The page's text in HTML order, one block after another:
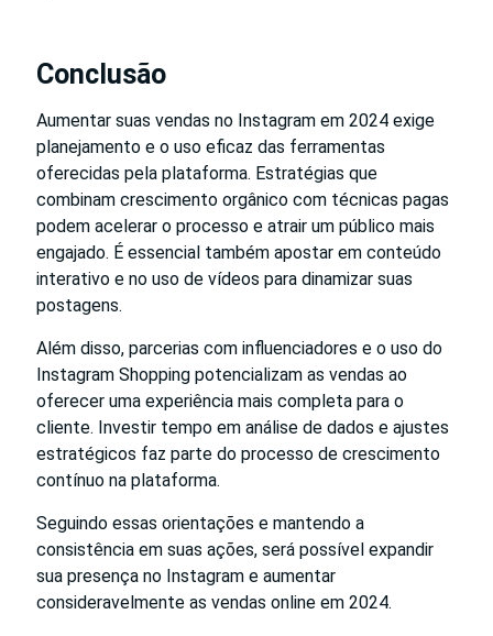
Conclusão
Aumentar suas vendas no Instagram em 2024 exige
planejamento e o uso eficaz das ferramentas
oferecidas pela plataforma. Estratégias que
combinam crescimento orgânico com técnicas pagas
podem acelerar o processo e atrair um público mais
engajado. É essencial também apostar em conteúdo
interativo e no uso de vídeos para dinamizar suas
postagens.
Além disso, parcerias com influenciadores e o uso do
Instagram Shopping potencializam as vendas ao
oferecer uma experiência mais completa para o
cliente. Investir tempo em análise de dados e ajustes
estratégicos faz parte do processo de crescimento
contínuo na plataforma.
Seguindo essas orientações e mantendo a
consistência em suas ações, será possível expandir
sua presença no Instagram e aumentar
consideravelmente as vendas online em 2024.